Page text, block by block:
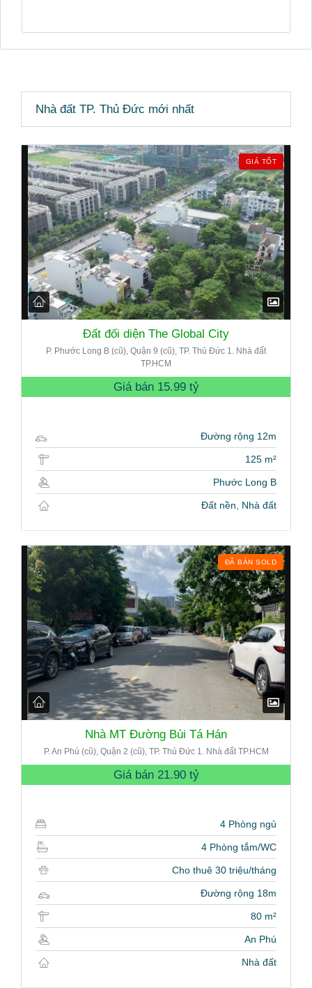
Nhà đất TP. Thủ Đức mới nhất
GIÁ TỐT
Đất đối diện The Global City
P. Phước Long B (cũ), Quận 9 (cũ), TP. Thủ Đức 1. Nhà đất
TP.HCM
Giá bán 15.99 tỷ
Đường rộng 12m
125 m²
Phước Long B
Đất nền, Nhà đất
ĐÃ BÁN SOLD
Nhà MT Đường Bùi Tá Hán
P. An Phú (cũ), Quận 2 (cũ), TP. Thủ Đức 1. Nhà đất TP.HCM
Giá bán 21.90 tỷ
4 Phòng ngủ
4 Phòng tắm/WC
Cho thuê 30 triệu/tháng
Đường rộng 18m
80 m²
An Phú
Nhà đất